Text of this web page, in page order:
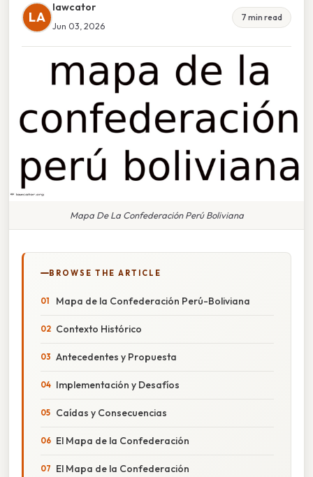
LA
lawcator
Jun 03, 2026
7 min read
Mapa De La Confederación Perú Boliviana
BROWSE THE ARTICLE
Mapa de la Confederación Perú-Boliviana
Contexto Histórico
Antecedentes y Propuesta
Implementación y Desafíos
Caídas y Consecuencias
El Mapa de la Confederación
El Mapa de la Confederación